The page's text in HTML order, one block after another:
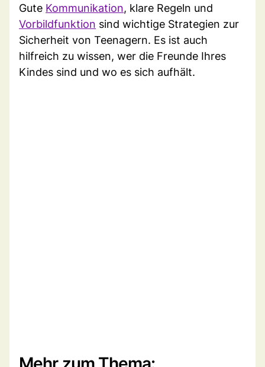
Gute Kommunikation, klare Regeln und
Vorbildfunktion sind wichtige Strategien zur
Sicherheit von Teenagern. Es ist auch
hilfreich zu wissen, wer die Freunde Ihres
Kindes sind und wo es sich aufhält.